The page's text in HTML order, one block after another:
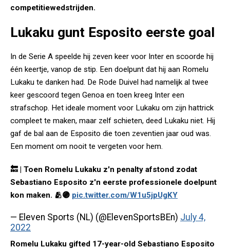
competitiewedstrijden.
Lukaku gunt Esposito eerste goal
In de Serie A speelde hij zeven keer voor Inter en scoorde hij
één keertje, vanop de stip. Een doelpunt dat hij aan Romelu
Lukaku te danken had. De Rode Duivel had namelijk al twee
keer gescoord tegen Genoa en toen kreeg Inter een
strafschop. Het ideale moment voor Lukaku om zijn hattrick
compleet te maken, maar zelf schieten, deed Lukaku niet. Hij
gaf de bal aan de Esposito die toen zeventien jaar oud was.
Een moment om nooit te vergeten voor hem.
🔙 | Toen Romelu Lukaku z'n penalty afstond zodat
Sebastiano Esposito z'n eerste professionele doelpunt
kon maken. 🫂🟣 pic.twitter.com/W1u5jpUgKY
— Eleven Sports (NL) (@ElevenSportsBEn) July 4,
2022
Romelu Lukaku gifted 17-year-old Sebastiano Esposito